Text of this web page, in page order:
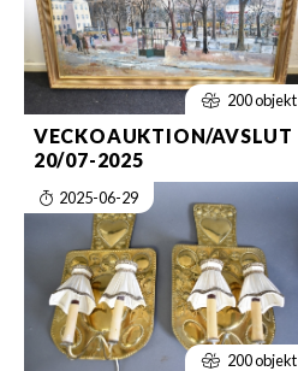
200 objekt
VECKOAUKTION/AVSLUT
20/07-2025
2025-06-29
200 objekt